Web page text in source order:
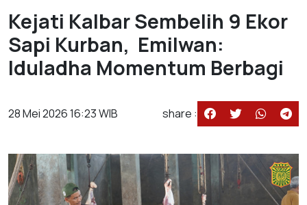
Kejati Kalbar Sembelih 9 Ekor
Sapi Kurban, Emilwan:
Iduladha Momentum Berbagi
28 Mei 2026 16:23 WIB share :